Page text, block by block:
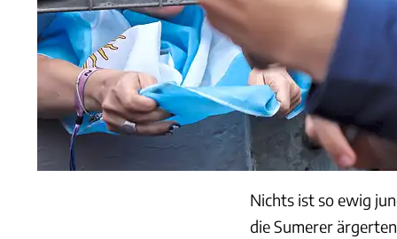
Nichts ist so ewig
die Sumerer